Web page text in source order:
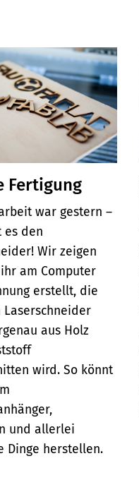
Fertigung
war gestern –
es den
Wir zeigen
am Computer
erstellt, die
Laserschneider
aus Holz
wird. So könnt
und allerlei
Dinge herstellen.